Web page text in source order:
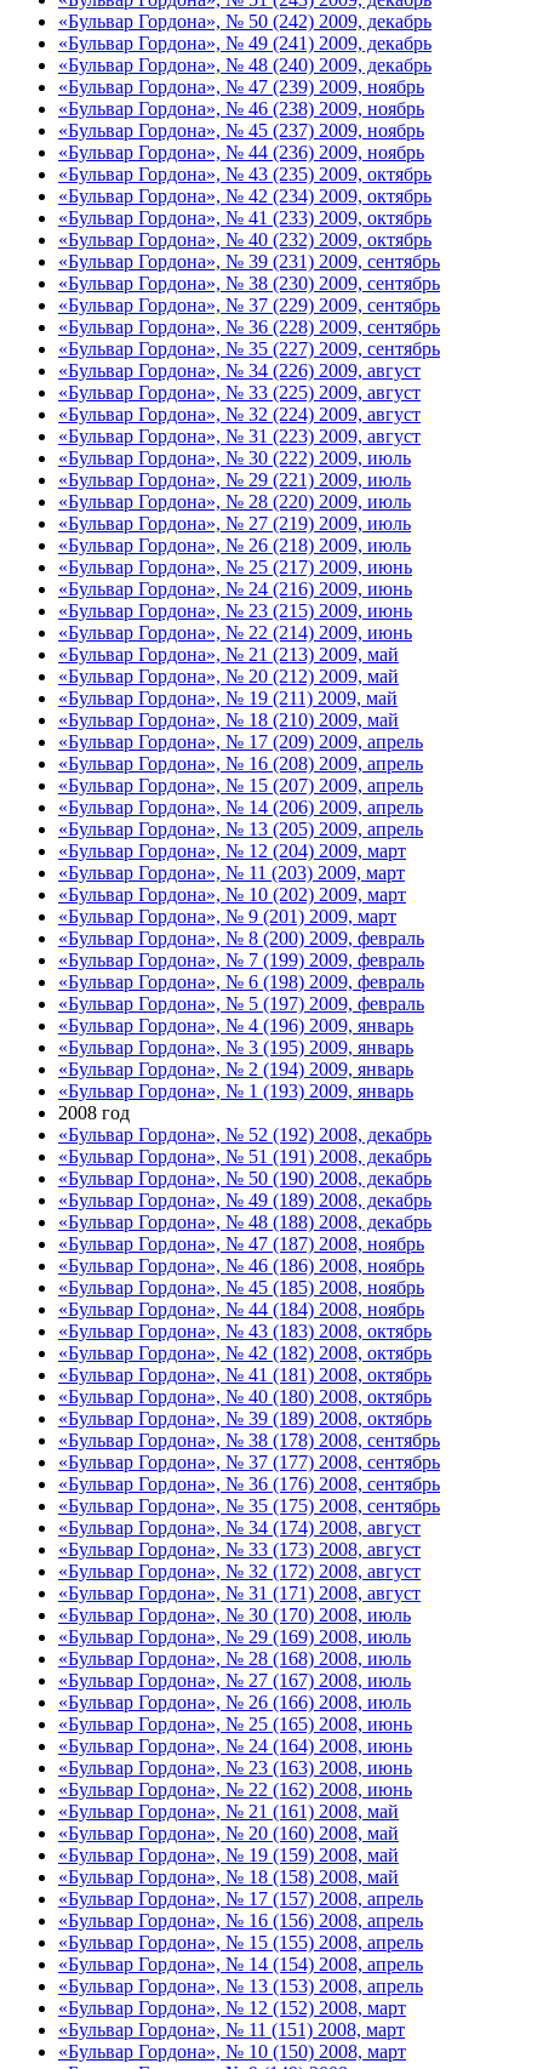
«Бульвар Гордона», № 50 (242) 2009, декабрь
«Бульвар Гордона», № 49 (241) 2009, декабрь
«Бульвар Гордона», № 48 (240) 2009, декабрь
«Бульвар Гордона», № 47 (239) 2009, ноябрь
«Бульвар Гордона», № 46 (238) 2009, ноябрь
«Бульвар Гордона», № 45 (237) 2009, ноябрь
«Бульвар Гордона», № 44 (236) 2009, ноябрь
«Бульвар Гордона», № 43 (235) 2009, октябрь
«Бульвар Гордона», № 42 (234) 2009, октябрь
«Бульвар Гордона», № 41 (233) 2009, октябрь
«Бульвар Гордона», № 40 (232) 2009, октябрь
«Бульвар Гордона», № 39 (231) 2009, сентябрь
«Бульвар Гордона», № 38 (230) 2009, сентябрь
«Бульвар Гордона», № 37 (229) 2009, сентябрь
«Бульвар Гордона», № 36 (228) 2009, сентябрь
«Бульвар Гордона», № 35 (227) 2009, сентябрь
«Бульвар Гордона», № 34 (226) 2009, август
«Бульвар Гордона», № 33 (225) 2009, август
«Бульвар Гордона», № 32 (224) 2009, август
«Бульвар Гордона», № 31 (223) 2009, август
«Бульвар Гордона», № 30 (222) 2009, июль
«Бульвар Гордона», № 29 (221) 2009, июль
«Бульвар Гордона», № 28 (220) 2009, июль
«Бульвар Гордона», № 27 (219) 2009, июль
«Бульвар Гордона», № 26 (218) 2009, июль
«Бульвар Гордона», № 25 (217) 2009, июнь
«Бульвар Гордона», № 24 (216) 2009, июнь
«Бульвар Гордона», № 23 (215) 2009, июнь
«Бульвар Гордона», № 22 (214) 2009, июнь
«Бульвар Гордона», № 21 (213) 2009, май
«Бульвар Гордона», № 20 (212) 2009, май
«Бульвар Гордона», № 19 (211) 2009, май
«Бульвар Гордона», № 18 (210) 2009, май
«Бульвар Гордона», № 17 (209) 2009, апрель
«Бульвар Гордона», № 16 (208) 2009, апрель
«Бульвар Гордона», № 15 (207) 2009, апрель
«Бульвар Гордона», № 14 (206) 2009, апрель
«Бульвар Гордона», № 13 (205) 2009, апрель
«Бульвар Гордона», № 12 (204) 2009, март
«Бульвар Гордона», № 11 (203) 2009, март
«Бульвар Гордона», № 10 (202) 2009, март
«Бульвар Гордона», № 9 (201) 2009, март
«Бульвар Гордона», № 8 (200) 2009, февраль
«Бульвар Гордона», № 7 (199) 2009, февраль
«Бульвар Гордона», № 6 (198) 2009, февраль
«Бульвар Гордона», № 5 (197) 2009, февраль
«Бульвар Гордона», № 4 (196) 2009, январь
«Бульвар Гордона», № 3 (195) 2009, январь
«Бульвар Гордона», № 2 (194) 2009, январь
«Бульвар Гордона», № 1 (193) 2009, январь
2008 год
«Бульвар Гордона», № 52 (192) 2008, декабрь
«Бульвар Гордона», № 51 (191) 2008, декабрь
«Бульвар Гордона», № 50 (190) 2008, декабрь
«Бульвар Гордона», № 49 (189) 2008, декабрь
«Бульвар Гордона», № 48 (188) 2008, декабрь
«Бульвар Гордона», № 47 (187) 2008, ноябрь
«Бульвар Гордона», № 46 (186) 2008, ноябрь
«Бульвар Гордона», № 45 (185) 2008, ноябрь
«Бульвар Гордона», № 44 (184) 2008, ноябрь
«Бульвар Гордона», № 43 (183) 2008, октябрь
«Бульвар Гордона», № 42 (182) 2008, октябрь
«Бульвар Гордона», № 41 (181) 2008, октябрь
«Бульвар Гордона», № 40 (180) 2008, октябрь
«Бульвар Гордона», № 39 (189) 2008, октябрь
«Бульвар Гордона», № 38 (178) 2008, сентябрь
«Бульвар Гордона», № 37 (177) 2008, сентябрь
«Бульвар Гордона», № 36 (176) 2008, сентябрь
«Бульвар Гордона», № 35 (175) 2008, сентябрь
«Бульвар Гордона», № 34 (174) 2008, август
«Бульвар Гордона», № 33 (173) 2008, август
«Бульвар Гордона», № 32 (172) 2008, август
«Бульвар Гордона», № 31 (171) 2008, август
«Бульвар Гордона», № 30 (170) 2008, июль
«Бульвар Гордона», № 29 (169) 2008, июль
«Бульвар Гордона», № 28 (168) 2008, июль
«Бульвар Гордона», № 27 (167) 2008, июль
«Бульвар Гордона», № 26 (166) 2008, июль
«Бульвар Гордона», № 25 (165) 2008, июнь
«Бульвар Гордона», № 24 (164) 2008, июнь
«Бульвар Гордона», № 23 (163) 2008, июнь
«Бульвар Гордона», № 22 (162) 2008, июнь
«Бульвар Гордона», № 21 (161) 2008, май
«Бульвар Гордона», № 20 (160) 2008, май
«Бульвар Гордона», № 19 (159) 2008, май
«Бульвар Гордона», № 18 (158) 2008, май
«Бульвар Гордона», № 17 (157) 2008, апрель
«Бульвар Гордона», № 16 (156) 2008, апрель
«Бульвар Гордона», № 15 (155) 2008, апрель
«Бульвар Гордона», № 14 (154) 2008, апрель
«Бульвар Гордона», № 13 (153) 2008, апрель
«Бульвар Гордона», № 12 (152) 2008, март
«Бульвар Гордона», № 11 (151) 2008, март
«Бульвар Гордона», № 10 (150) 2008, март